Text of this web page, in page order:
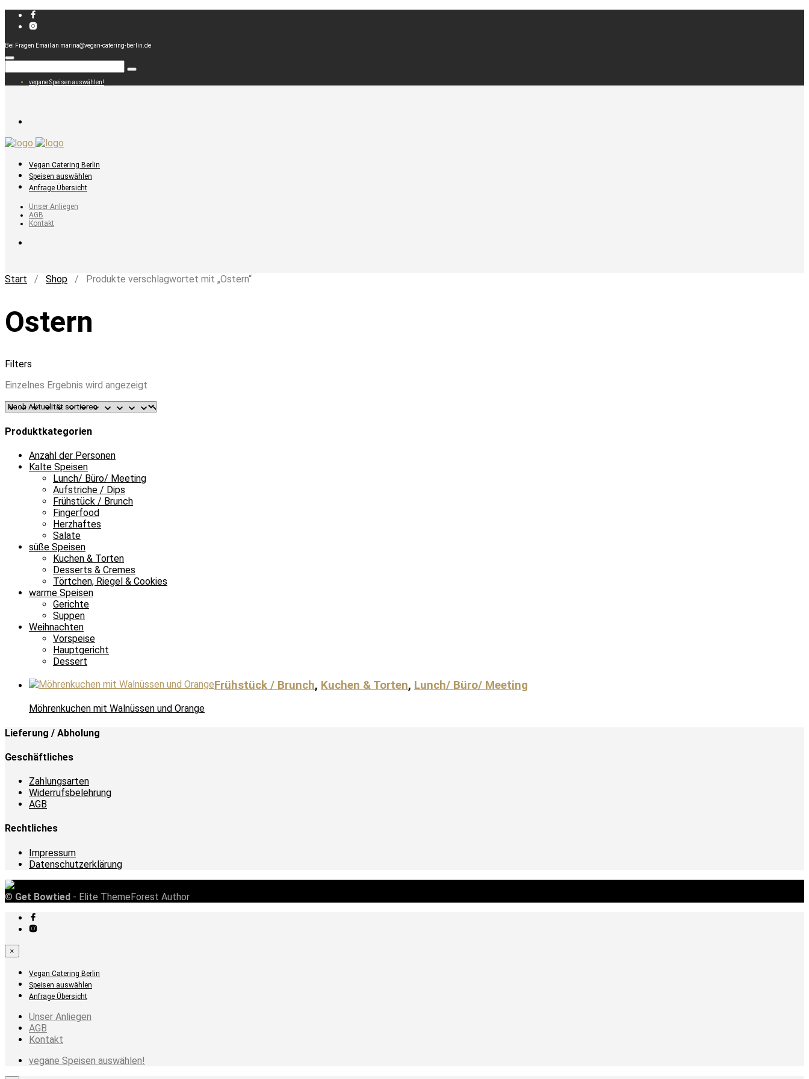
Bei Fragen Email an marina@vegan-catering-berlin.de
vegane Speisen auswählen!
Vegan Catering Berlin
Speisen auswählen
Anfrage Übersicht
Unser Anliegen
AGB
Kontakt
Start / Shop / Produkte verschlagwortet mit „Ostern“
Ostern
Filters
Einzelnes Ergebnis wird angezeigt
Produktkategorien
Anzahl der Personen
Kalte Speisen
Lunch/ Büro/ Meeting
Aufstriche / Dips
Frühstück / Brunch
Fingerfood
Herzhaftes
Salate
süße Speisen
Kuchen & Torten
Desserts & Cremes
Törtchen, Riegel & Cookies
warme Speisen
Gerichte
Suppen
Weihnachten
Vorspeise
Hauptgericht
Dessert
Frühstück / Brunch, Kuchen & Torten, Lunch/ Büro/ Meeting
Möhrenkuchen mit Walnüssen und Orange
Lieferung / Abholung
Geschäftliches
Zahlungsarten
Widerrufsbelehrung
AGB
Rechtliches
Impressum
Datenschutzerklärung
© Get Bowtied - Elite ThemeForest Author
×
Vegan Catering Berlin
Speisen auswählen
Anfrage Übersicht
Unser Anliegen
AGB
Kontakt
vegane Speisen auswählen!